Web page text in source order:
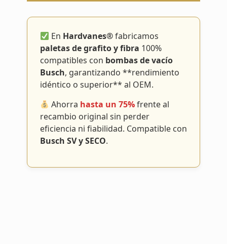
En Hardvanes®fabricamos
paletas de grafito y fibra 100%
compatibles con bombas de vacío
Busch, garantizando **rendimiento
idéntico o superior** al OEM.
Ahorra hasta un 75%frente al
recambio original sin perder
eficiencia ni fiabilidad. Compatible con
Busch SV y SECO.